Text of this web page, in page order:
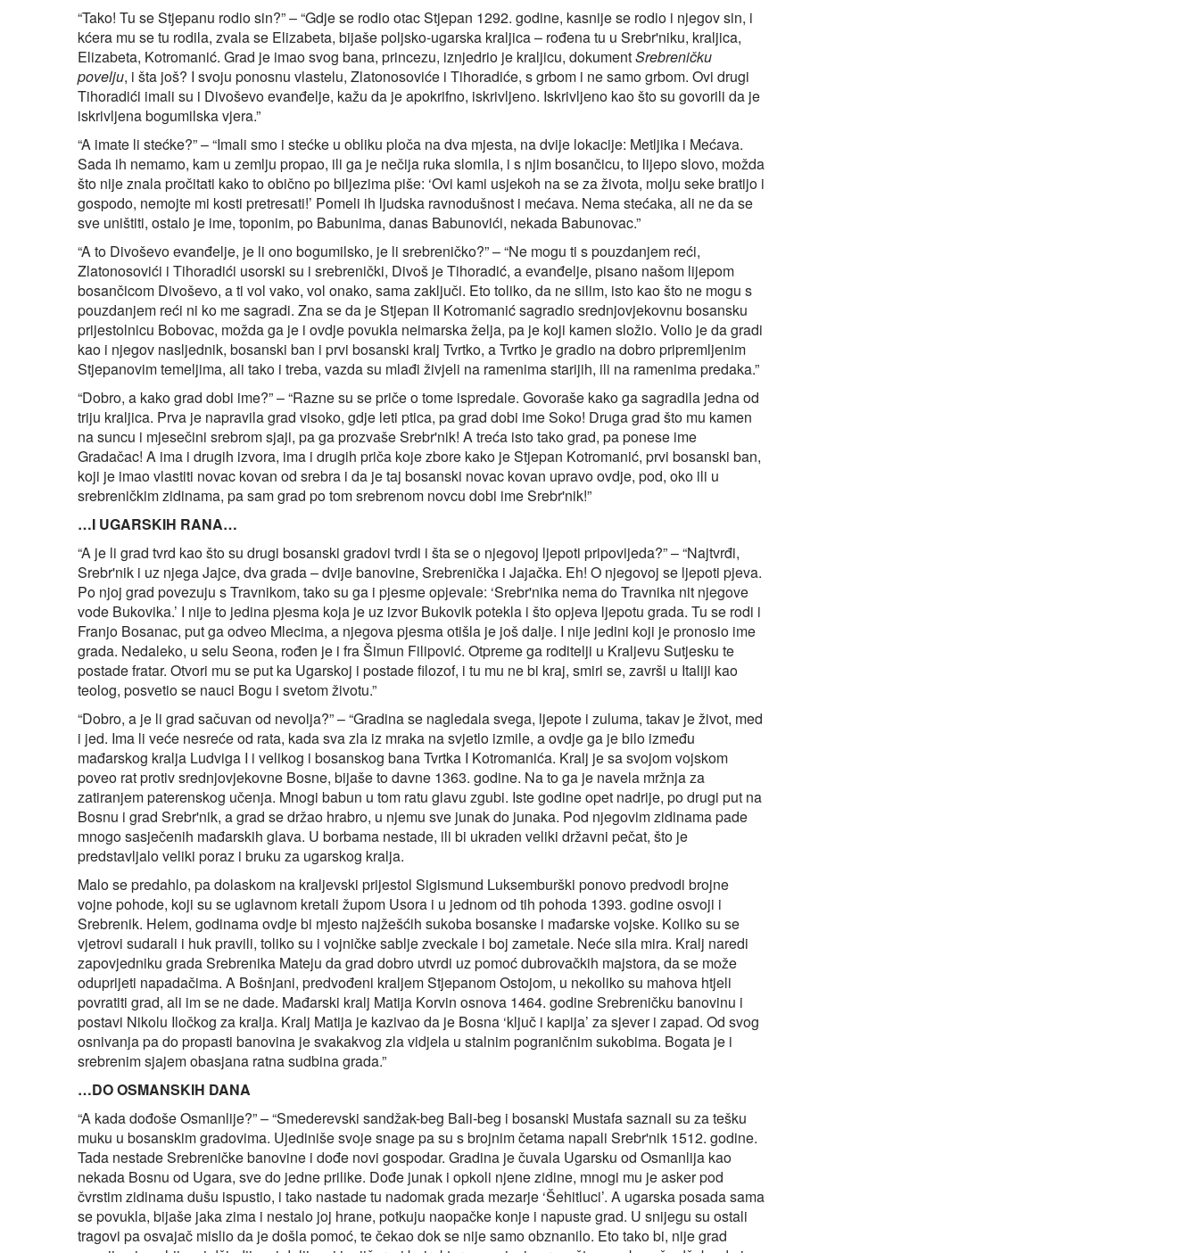
“Tako! Tu se Stjepanu rodio sin?” – “Gdje se rodio otac Stjepan 1292. godine, kasnije se rodio i njegov sin, i
kćera mu se tu rodila, zvala se Elizabeta, bijaše poljsko-ugarska kraljica – rođena tu u Srebr'niku, kraljica,
Elizabeta, Kotromanić. Grad je imao svog bana, princezu, iznjedrio je kraljicu, dokumentSrebreničku
povelju, i šta još? I svoju ponosnu vlastelu, Zlatonosoviće i Tihoradiće, s grbom i ne samo grbom. Ovi drugi
Tihoradići imali su i Divoševo evanđelje, kažu da je apokrifno, iskrivljeno. Iskrivljeno kao što su govorili da je
iskrivljena bogumilska vjera.”
“A imate li stećke?” – “Imali smo i stećke u obliku ploča na dva mjesta, na dvije lokacije: Metljika i Mećava.
Sada ih nemamo, kam u zemlju propao, ili ga je nečija ruka slomila, i s njim bosančicu, to lijepo slovo, možda
što nije znala pročitati kako to obično po biljezima piše: ‘Ovi kami usjekoh na se za života, molju seke bratijo i
gospodo, nemojte mi kosti pretresati!’ Pomeli ih ljudska ravnodušnost i mećava. Nema stećaka, ali ne da se
sve uništiti, ostalo je ime, toponim, po Babunima, danas Babunovići, nekada Babunovac.”
“A to Divoševo evanđelje, je li ono bogumilsko, je li srebreničko?” – “Ne mogu ti s pouzdanjem reći,
Zlatonosovići i Tihoradići usorski su i srebrenički, Divoš je Tihoradić, a evanđelje, pisano našom lijepom
bosančicom Divoševo, a ti vol vako, vol onako, sama zaključi. Eto toliko, da ne silim, isto kao što ne mogu s
pouzdanjem reći ni ko me sagradi. Zna se da je Stjepan II Kotromanić sagradio srednjovjekovnu bosansku
prijestolnicu Bobovac, možda ga je i ovdje povukla neimarska želja, pa je koji kamen složio. Volio je da gradi
kao i njegov nasljednik, bosanski ban i prvi bosanski kralj Tvrtko, a Tvrtko je gradio na dobro pripremljenim
Stjepanovim temeljima, ali tako i treba, vazda su mlađi živjeli na ramenima starijih, ili na ramenima predaka.”
“Dobro, a kako grad dobi ime?” – “Razne su se priče o tome ispredale. Govoraše kako ga sagradila jedna od
triju kraljica. Prva je napravila grad visoko, gdje leti ptica, pa grad dobi ime Soko! Druga grad što mu kamen
na suncu i mjesečini srebrom sjaji, pa ga prozvaše Srebr'nik! A treća isto tako grad, pa ponese ime
Gradačac! A ima i drugih izvora, ima i drugih priča koje zbore kako je Stjepan Kotromanić, prvi bosanski ban,
koji je imao vlastiti novac kovan od srebra i da je taj bosanski novac kovan upravo ovdje, pod, oko ili u
srebreničkim zidinama, pa sam grad po tom srebrenom novcu dobi ime Srebr'nik!”
…I UGARSKIH RANA…
“A je li grad tvrd kao što su drugi bosanski gradovi tvrdi i šta se o njegovoj ljepoti pripovijeda?” – “Najtvrđi,
Srebr'nik i uz njega Jajce, dva grada – dvije banovine, Srebrenička i Jajačka. Eh! O njegovoj se ljepoti pjeva.
Po njoj grad povezuju s Travnikom, tako su ga i pjesme opjevale: ‘Srebr'nika nema do Travnika nit njegove
vode Bukovika.’ I nije to jedina pjesma koja je uz izvor Bukovik potekla i što opjeva ljepotu grada. Tu se rodi i
Franjo Bosanac, put ga odveo Mlecima, a njegova pjesma otišla je još dalje. I nije jedini koji je pronosio ime
grada. Nedaleko, u selu Seona, rođen je i fra Šimun Filipović. Otpreme ga roditelji u Kraljevu Sutjesku te
postade fratar. Otvori mu se put ka Ugarskoj i postade filozof, i tu mu ne bi kraj, smiri se, završi u Italiji kao
teolog, posvetio se nauci Bogu i svetom životu.”
“Dobro, a je li grad sačuvan od nevolja?” – “Gradina se nagledala svega, ljepote i zuluma, takav je život, med
i jed. Ima li veće nesreće od rata, kada sva zla iz mraka na svjetlo izmile, a ovdje ga je bilo između
mađarskog kralja Ludviga I i velikog i bosanskog bana Tvrtka I Kotromanića. Kralj je sa svojom vojskom
poveo rat protiv srednjovjekovne Bosne, bijaše to davne 1363. godine. Na to ga je navela mržnja za
zatiranjem paterenskog učenja. Mnogi babun u tom ratu glavu zgubi. Iste godine opet nadrije, po drugi put na
Bosnu i grad Srebr'nik, a grad se držao hrabro, u njemu sve junak do junaka. Pod njegovim zidinama pade
mnogo sasječenih mađarskih glava. U borbama nestade, ili bi ukraden veliki državni pečat, što je
predstavljalo veliki poraz i bruku za ugarskog kralja.
Malo se predahlo, pa dolaskom na kraljevski prijestol Sigismund Luksemburški ponovo predvodi brojne
vojne pohode, koji su se uglavnom kretali župom Usora i u jednom od tih pohoda 1393. godine osvoji i
Srebrenik. Helem, godinama ovdje bi mjesto najžešćih sukoba bosanske i mađarske vojske. Koliko su se
vjetrovi sudarali i huk pravili, toliko su i vojničke sablje zveckale i boj zametale. Neće sila mira. Kralj naredi
zapovjedniku grada Srebrenika Mateju da grad dobro utvrdi uz pomoć dubrovačkih majstora, da se može
oduprijeti napadačima. A Bošnjani, predvođeni kraljem Stjepanom Ostojom, u nekoliko su mahova htjeli
povratiti grad, ali im se ne dade. Mađarski kralj Matija Korvin osnova 1464. godine Srebreničku banovinu i
postavi Nikolu Iločkog za kralja. Kralj Matija je kazivao da je Bosna ‘ključ i kapija’ za sjever i zapad. Od svog
osnivanja pa do propasti banovina je svakakvog zla vidjela u stalnim pograničnim sukobima. Bogata je i
srebrenim sjajem obasjana ratna sudbina grada.”
…DO OSMANSKIH DANA
“A kada dođoše Osmanlije?” – “Smederevski sandžak-beg Bali-beg i bosanski Mustafa saznali su za tešku
muku u bosanskim gradovima. Ujediniše svoje snage pa su s brojnim četama napali Srebr'nik 1512. godine.
Tada nestade Srebreničke banovine i dođe novi gospodar. Gradina je čuvala Ugarsku od Osmanlija kao
nekada Bosnu od Ugara, sve do jedne prilike. Dođe junak i opkoli njene zidine, mnogi mu je asker pod
čvrstim zidinama dušu ispustio, i tako nastade tu nadomak grada mezarje ‘Šehitluci’. A ugarska posada sama
se povukla, bijaše jaka zima i nestalo joj hrane, potkuju naopačke konje i napuste grad. U snijegu su ostali
tragovi pa osvajač mislio da je došla pomoć, te čekao dok se nije samo obznanilo. Eto tako bi, nije grad